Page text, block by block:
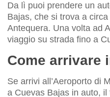
Da lì puoi prendere un
Bajas, che si trova a
Antequera. Una volta ad
viaggio su strada fino a
Come arrivare
Se arrivi all’Aeroporto di
a Cuevas Bajas in auto,